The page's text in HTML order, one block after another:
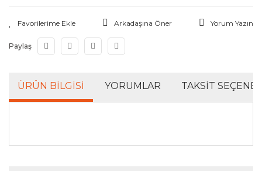
Arkadaşına Öner Yorum Yazın
Paylaş
ÜRÜN BILGISI YORUMLAR TAKSIT
Bu ürünün fiyat bilgisi, resim, ürün açıklamalarında ve